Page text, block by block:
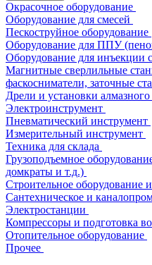
Окрасочное оборудование
Оборудование для смесей
Пескоструйное оборудование
Оборудование для ППУ
Оборудование для инъекции
Магнитные сверлильные
фаскосниматели, заточные
Дрели и установки
Электроинструмент
Пневматический инструмент
Измерительный инструмент
Техника для склада
Грузоподъемное
домкраты и т.д.)
Строительное оборудование
Сантехническое и
Электростанции
Компрессоры и подготовка
Отопительное оборудование
Прочее